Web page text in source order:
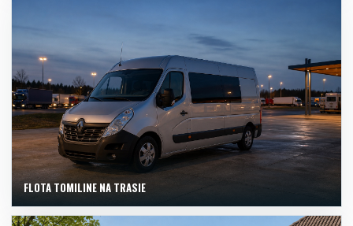
FLOTA TOMILINE NA TRASIE